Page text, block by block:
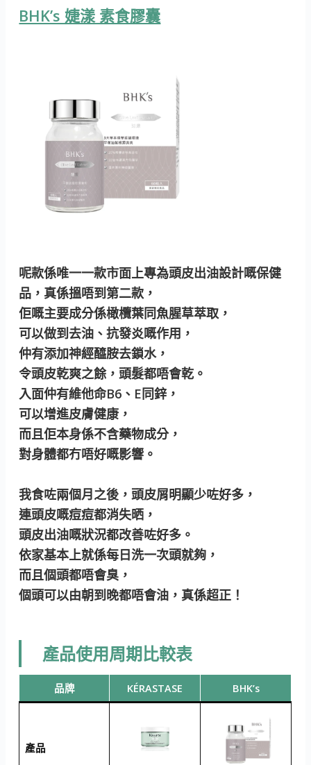
BHK’s 婕漾 素食膠囊
呢款係唯一一款市面上專為頭皮出油設計嘅保健
品，真係搵唔到第二款，
佢嘅主要成分係橄欖葉同魚腥草萃取，
可以做到去油、抗發炎嘅作用，
仲有添加神經醯胺去鎖水，
令頭皮乾爽之餘，頭髮都唔會乾。
入面仲有維他命B6、E同鋅，
可以增進皮膚健康，
而且佢本身係不含藥物成分，
對身體都冇唔好嘅影響。
我食咗兩個月之後，頭皮屑明顯少咗好多，
連頭皮嘅痘痘都消失晒，
頭皮出油嘅狀況都改善咗好多。
依家基本上就係每日洗一次頭就夠，
而且個頭都唔會臭，
個頭可以由朝到晚都唔會油，真係超正！
產品使用周期比較表
品牌 KÉRASTASE BHK’s
產品